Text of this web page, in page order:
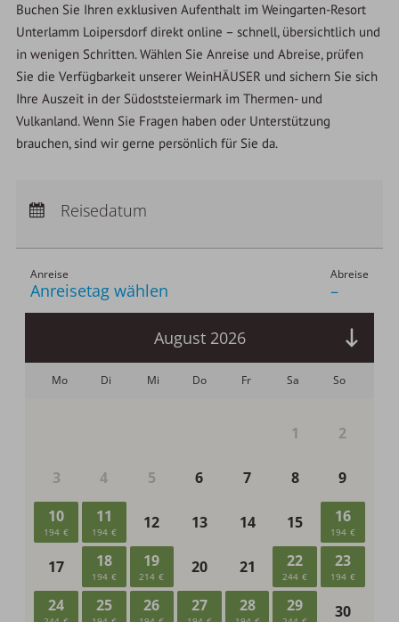
Buchen Sie Ihren exklusiven Aufenthalt im Weingarten-Resort
Unterlamm Loipersdorf direkt online – schnell, übersichtlich und
in wenigen Schritten. Wählen Sie Anreise und Abreise, prüfen
Sie die Verfügbarkeit unserer WeinHÄUSER und sichern Sie sich
Ihre Auszeit in der Südoststeiermark im Thermen- und
Vulkanland. Wenn Sie Fragen haben oder Unterstützung
brauchen, sind wir gerne persönlich für Sie da.
Abreise:keine Auswahl
Reisedatum